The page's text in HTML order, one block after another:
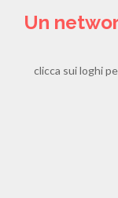
Un
clicca sui loghi